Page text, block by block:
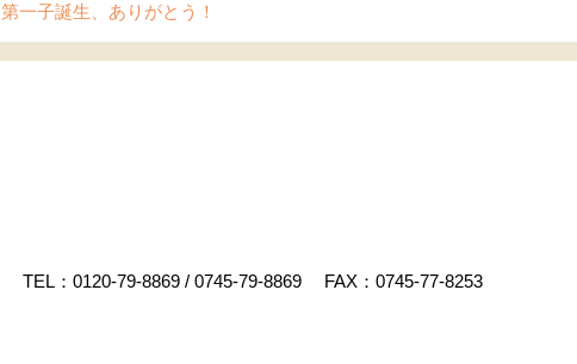
第一子誕生、ありがとう！
TEL： 0120-79-8869 / 0745-79-8869
FAX：0745-77-8253